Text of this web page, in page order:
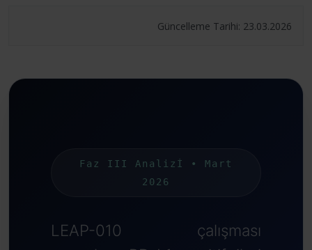
Güncelleme Tarihi: 23.03.2026
Faz III Analizİ • Mart
2026
LEAP-010 çalışması